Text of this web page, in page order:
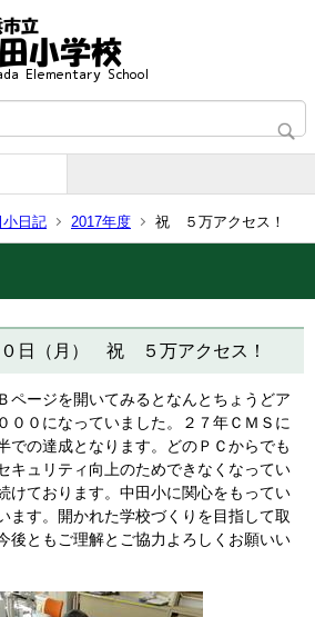
小日記 2017年度 祝 ５万アクセス！
０日（月） 祝 ５万アクセス！
ページを開いてみるとなんとちょうどア
００になっていました。２７年ＣＭＳに
での達成となります。どのＰＣからでも
キュリティ向上のためできなくなってい
けております。中田小に関心をもってい
ます。開かれた学校づくりを目指して取
後ともご理解とご協力よろしくお願いい